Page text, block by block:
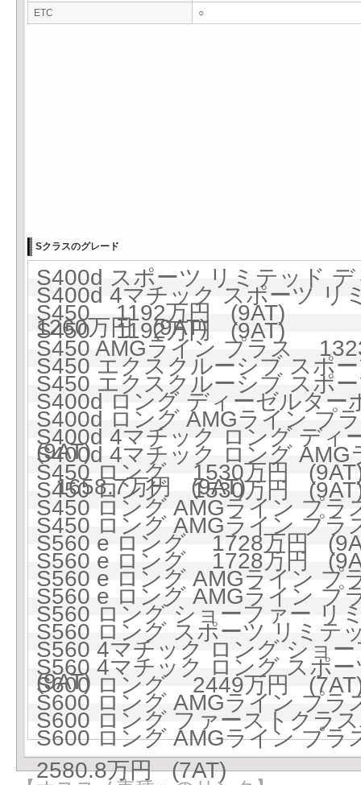
ETC ○
Sクラスのグレード
S400d スポーツ リミテッド
S400d 4マチック スポーツ
1260万円 (9AT)
S450 1192万円 (9AT)
S450 1192万円 (9AT)
S450 AMGライン プラス
S450 エクスクルーシブ ス
S450 エクスクルーシブ ス
S400d ロング ディーゼルタ
S400d ロング AMGライン
(9AT)
S400d 4マチック ロング デ
S400d 4マチック ロング
1658.7万円 (9AT)
S450 ロング 1530万円
S450 ロング 1530万円
S450 ロング AMGライン プ
S450 ロング AMGライン プ
S560 e ロング 1728万円
S560 e ロング 1728万円
S560 e ロング AMGライン
S560 e ロング AMGライン
S560 ロング ショーファー
S560 ロング スポーツ リミ
S560 4マチック ロング ショ
(9AT)
S560 4マチック ロング スポ
S600 ロング 2449万円
S600 ロング AMGライン プ
S600 ロング ファーストク
S600 ロング AMGライン プ
2580.8万円 (7AT)